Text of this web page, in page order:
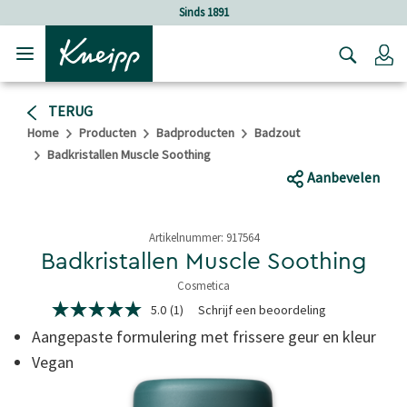
Verder gaan naar hoofdinhoud.Sinds 1891
TERUG
Home Producten Badproducten
Badzout
Badkristallen Muscle Soothing
Aanbevelen
Artikelnummer: 917564
Badkristallen Muscle Soothing
Cosmetica
5 van 5 sterren
5.0
van
5
sterren,
gemiddelde
5.0 (1) Schrijf een beoordeling
Aangepaste formulering met frissere geur en kleur
Vegan